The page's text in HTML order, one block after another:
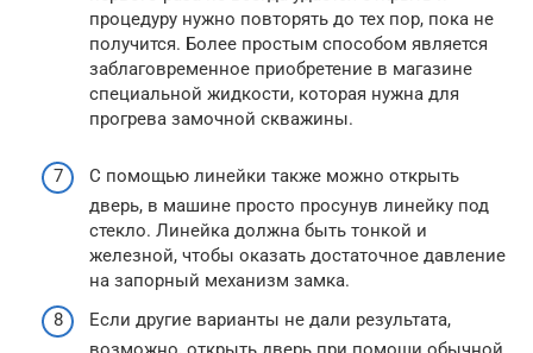
процедуру нужно повторять до тех пор, пока не
получится. Более простым способом является
заблаговременное приобретение в магазине
специальной жидкости, которая нужна для
прогрева замочной скважины.
С помощью линейки также можно открыть
дверь, в машине просто просунув линейку под
стекло. Линейка должна быть тонкой и
железной, чтобы оказать достаточное давление
на запорный механизм замка.
Если другие варианты не дали результата,